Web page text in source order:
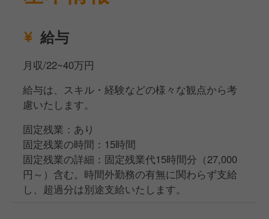
給与
月収/22~40万円
給与は、スキル・経験などの様々な観点から考
慮いたします。
固定残業：あり
固定残業の時間：15時間
固定残業の詳細：固定残業代15時間分（27,000
円～）含む。時間外勤務の有無に関わらず支給
し、超過分は別途支給いたします。